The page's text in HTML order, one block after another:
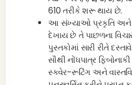
610 તરીકે શરૂ થાય છે.
આ સંખ્યાઓ પ્રકૃતિ અને
દેખાય છે તે પાછળના
પુસ્તકોમાં સારી રીતે
સૌથી નોંધપાત્ર
સ્ક્વેર-રૂટિંગ અને